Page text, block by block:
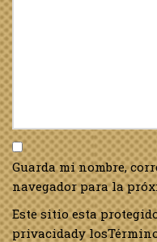
Guarda mi nombre,
navegador para la
Este sitio esta
privacidady los